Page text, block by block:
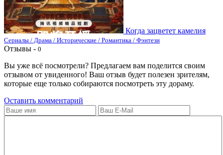
Когда зацветет камелия
Сериалы / Драма / Исторические / Романтика / Фэнтези
Отзывы - 0
Вы уже всё посмотрели? Предлагаем вам поделится своим
отзывом от увиденного! Ваш отзыв будет полезен зрителям,
которые еще только собираются посмотреть эту дораму.
Оставить комментарий